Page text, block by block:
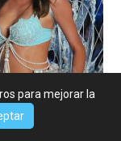
DE LAS
MAS ALTAS
para mejorar la